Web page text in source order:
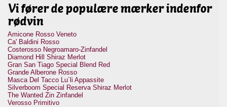
Vi fører de populære mærker indenfor
rødvin
Amicone Rosso Veneto
Ca' Baldini Rosso
Costerosso Negroamaro-Zinfandel
Diamond Hill Shiraz Merlot
Gran San Tiago Special Blend Red
Grande Alberone Rosso
Masca Del Tacco Lu´li Appassite
Silverboom Special Reserva Shiraz Merlot
The Wanted Zin Zinfandel
Verosso Primitivo